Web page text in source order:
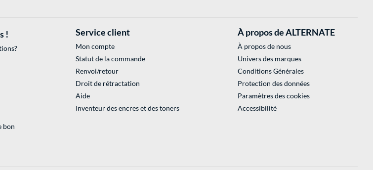
!
bon
Service client
Mon compte
Statut de la commande
Renvoi/retour
Droit de rétractation
Aide
Inventeur des encres et des toners
À propos de ALTERNATE
À propos de nous
Univers des marques
Conditions Générales
Protection des données
Paramètres des cookies
Accessibilité